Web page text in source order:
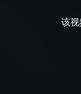
该